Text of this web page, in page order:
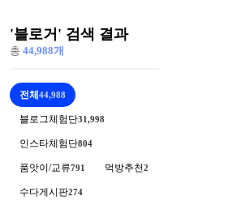
'블로거' 검색 결과
총 44,988개
전체44,988
블로그체험단31,998
인스타체험단804
품앗이/교류791 먹방추천2
수다게시판274